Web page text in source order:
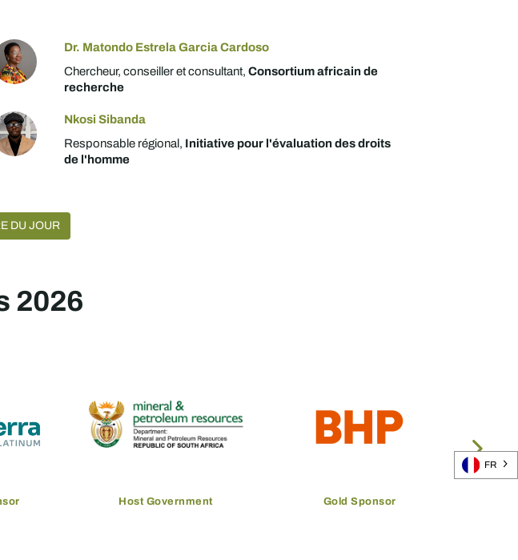
Dr. Matondo Estrela Garcia Cardoso
Chercheur, conseiller et consultant,Consortium africain de
recherche
Nkosi Sibanda
Responsable régional, Initiative pour l'évaluation des droits
de l'homme
DU JOUR
2026
Host Government Gold Sponsor
FR